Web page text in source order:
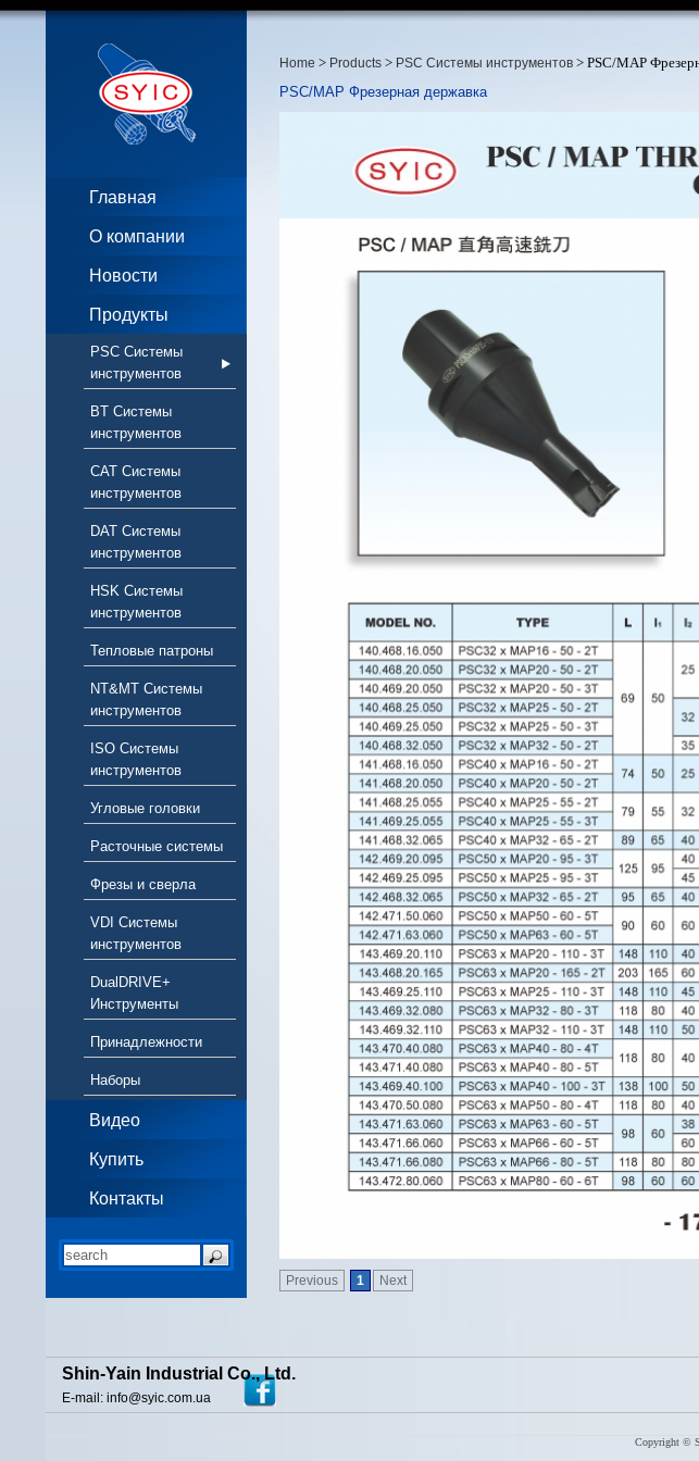
Главная
О компании
Новости
Продукты
PSC Системы
инструментов
BT Системы
инструментов
CAT Системы
инструментов
DAT Системы
инструментов
HSK Системы
инструментов
Тепловые патроны
NT&MT Системы
инструментов
ISO Системы
инструментов
Угловые головки
Расточные системы
Фрезы и сверла
VDI Системы
инструментов
DualDRIVE+
Инструменты
Принадлежности
Наборы
Видео
Купить
Контакты
Home > Products > PSC Системы инструментов > PSC/MAP
PSC/MAP Фрезерная державка
Previous 1 Next
Shin-Yain Industrial Co., Ltd.
E-mail: info@syic.com.ua
Copyright ©